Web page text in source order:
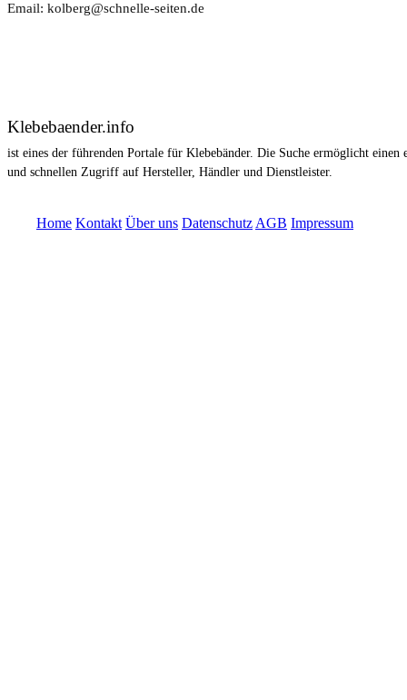
Email: kolberg@schnelle-seiten.de
Klebebaender.info
ist eines der führenden Portale für Klebebänder. Die Suche ermöglicht einen
und schnellen Zugriff auf Hersteller, Händler und Dienstleister.
Home Kontakt Über uns Datenschutz AGB Impressum